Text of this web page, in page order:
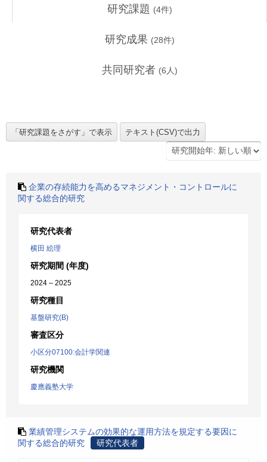
研究課題 (4件)
研究成果 (28件)
共同研究者 (6 人)
企業の存続能力を高めるマネジメント・コントロールに
関する総合的研究
研究代表者
横田 絵理
研究期間 (年度)
2024 – 2025
研究種目
基盤研究(B)
審査区分
小区分07100:会計学関連
研究機関
慶應義塾大学
業績管理システムの効果的な運用方法を規定する要因に
関する総合的研究
研究代表者